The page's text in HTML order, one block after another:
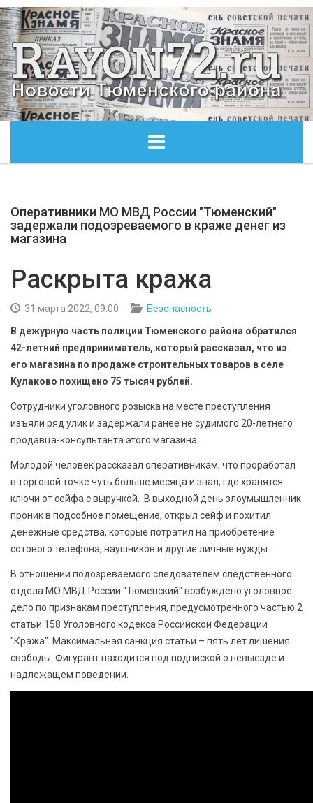
ОБЩЕСТВО
КУЛЬТУРА
Оперативники МО МВД России "Тюменский"
задержали подозреваемого в краже денег из
магазина
Раскрыта кража
31 марта 2022, 09:00
Безопасность
В дежурную часть полиции Тюменского района обратился
42-летний предприниматель, который рассказал, что из
его магазина по продаже строительных товаров в селе
Кулаково похищено 75 тысяч рублей.
Сотрудники уголовного розыска на месте преступления
изъяли ряд улик и задержали ранее не судимого 20-летнего
продавца-консультанта этого магазина.
Молодой человек рассказал оперативникам, что проработал
в торговой точке чуть больше месяца и знал, где хранятся
ключи от сейфа с выручкой. В выходной день злоумышленник
проник в подсобное помещение, открыл сейф и похитил
денежные средства, которые потратил на приобретение
сотового телефона, наушников и другие личные нужды.
В отношении подозреваемого следователем следственного
отдела МО МВД России "Тюменский" возбуждено уголовное
дело по признакам преступления, предусмотренного частью 2
статьи 158 Уголовного кодекса Российской Федерации
"Кража". Максимальная санкция статьи – пять лет лишения
свободы. Фигурант находится под подпиской о невыезде и
надлежащем поведении.